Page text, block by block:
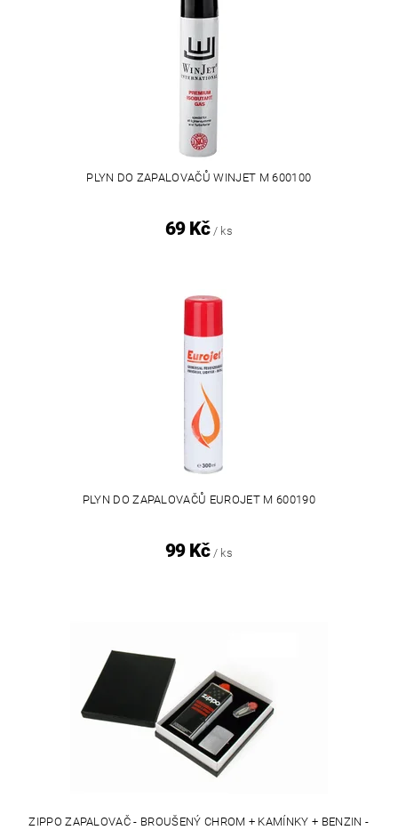
PLYN DO ZAPALOVAČŮ WINJET M 600100
69 Kč / ks
PLYN DO ZAPALOVAČŮ EUROJET M 600190
99 Kč / ks
ZIPPO ZAPALOVAČ - BROUŠENÝ CHROM + KAMÍNKY + BENZIN -